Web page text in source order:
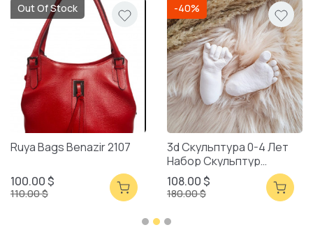
Out Of Stock
Ruya Bags Benazir 2107
100.00 $
110.00 $
-40%
3d Скульптура 0-4 Лет
Набор Скульптур
Смешанная Упаковка
108.00 $
180.00 $